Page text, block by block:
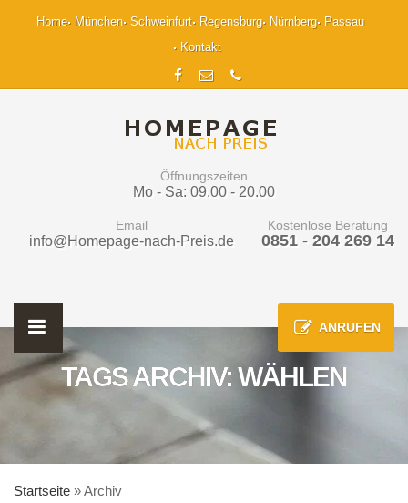
Home München Schweinfurt Regensburg Nürnberg
Passau
Kontakt
Öffnungszeiten
Mo - Sa: 09.00 - 20.00
Email
info@Homepage-nach-Preis.de
Kostenlose Beratung
0851 - 204 269 14
ANRUFEN
TAGS ARCHIV: WÄHLEN
Startseite »Archiv